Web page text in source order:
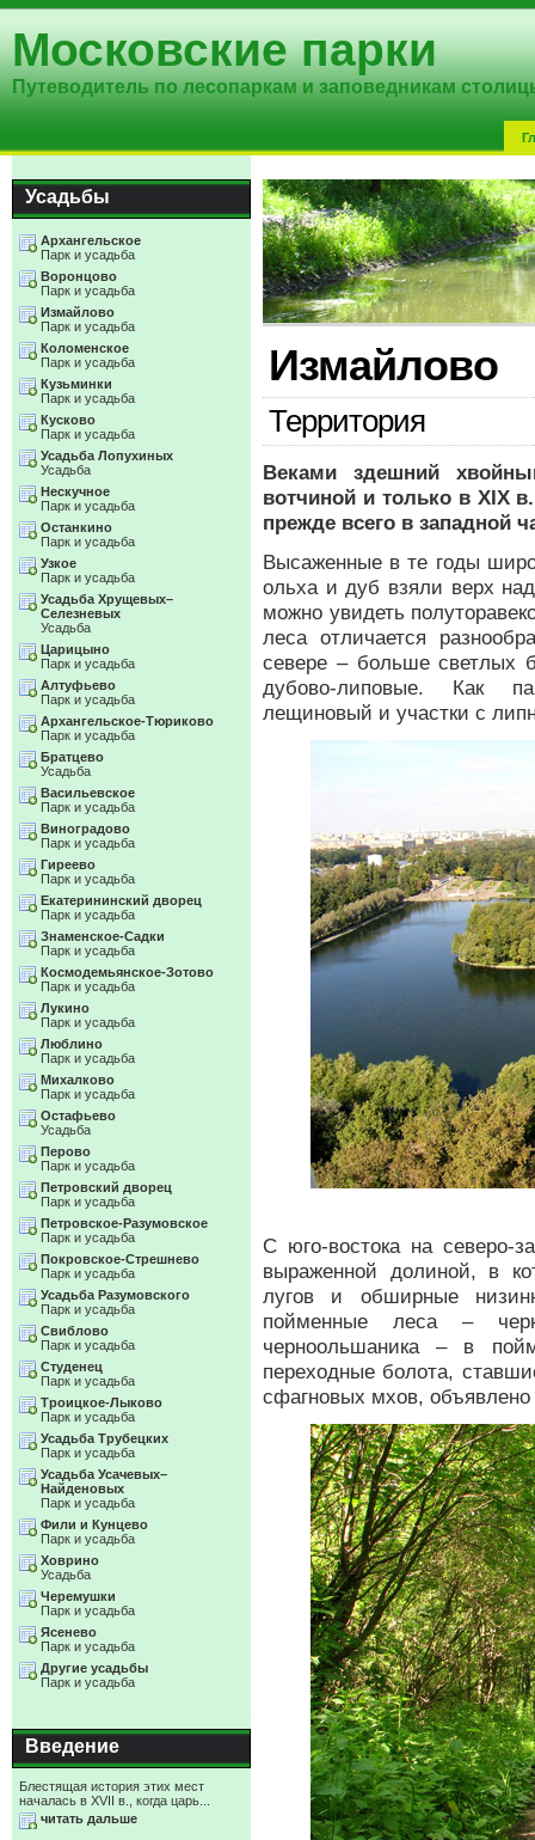
Московские парки
Путеводитель по лесопаркам и заповедникам
Измайлово
Территория
Веками здешний
вотчиной и только в XIX
прежде всего в западной
Высаженные в те годы
ольха и дуб взяли верх
можно увидеть
леса отличается
севере – больше светлых
дубово-липовые. Как
лещиновый и участки с
С юго-востока на северо-
выраженной долиной, в
лугов и обширные
пойменные леса –
черноольшаника – в
переходные болота,
сфагновых мхов,
Усадьбы
Архангельское
Парк и усадьба
Воронцово
Парк и усадьба
Измайлово
Парк и усадьба
Коломенское
Парк и усадьба
Кузьминки
Парк и усадьба
Кусково
Парк и усадьба
Усадьба Лопухиных
Усадьба
Нескучное
Парк и усадьба
Останкино
Парк и усадьба
Узкое
Парк и усадьба
Усадьба Хрущевых–
Селезневых
Усадьба
Царицыно
Парк и усадьба
Алтуфьево
Парк и усадьба
Архангельское-Тюриково
Парк и усадьба
Братцево
Усадьба
Васильевское
Парк и усадьба
Виноградово
Парк и усадьба
Гиреево
Парк и усадьба
Екатерининский дворец
Парк и усадьба
Знаменское-Садки
Парк и усадьба
Космодемьянское-Зотово
Парк и усадьба
Лукино
Парк и усадьба
Люблино
Парк и усадьба
Михалково
Парк и усадьба
Остафьево
Усадьба
Перово
Парк и усадьба
Петровский дворец
Парк и усадьба
Петровское-Разумовское
Парк и усадьба
Покровское-Стрешнево
Парк и усадьба
Усадьба Разумовского
Парк и усадьба
Свиблово
Парк и усадьба
Студенец
Парк и усадьба
Троицкое-Лыково
Парк и усадьба
Усадьба Трубецких
Парк и усадьба
Усадьба Усачевых–
Найденовых
Парк и усадьба
Фили и Кунцево
Парк и усадьба
Ховрино
Усадьба
Черемушки
Парк и усадьба
Ясенево
Парк и усадьба
Другие усадьбы
Парк и усадьба
Введение
Блестящая история этих мест
началась в XVII в., когда царь...
читать дальше